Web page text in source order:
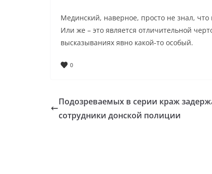
Мединский, наверное, просто не знал,
Или же – это является отличительной
высказываниях явно какой-то особый.
0
Подозреваемых в серии краж
сотрудники донской полиции